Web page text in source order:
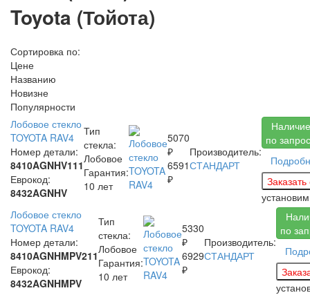
Toyota (Тойота)
Сортировка по:
Цене
Названию
Новизне
Популярности
Лобовое стекло
TOYOTA RAV4
Номер детали:
8410AGNHV111
Еврокод:
8432AGNHV
Тип
стекла:
Лобовое
Гарантия:
10 лет
5070
₽
6591
₽
Производитель:
СТАНДАРТ
Наличие
по
Лобовое стекло
TOYOTA RAV4
Номер детали:
8410AGNHMPV211
Еврокод:
8432AGNHMPV
Тип
стекла:
Лобовое
Гарантия:
10 лет
5330
₽
6929
₽
Производитель:
СТАНДАРТ
по